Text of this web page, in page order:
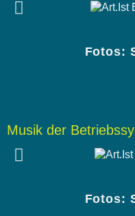
Fotos:
Musik der
Fotos: